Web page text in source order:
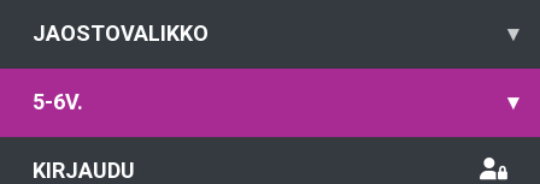
JAOSTOVALIKKO ▾
5-6V. ▾
KIRJAUDU